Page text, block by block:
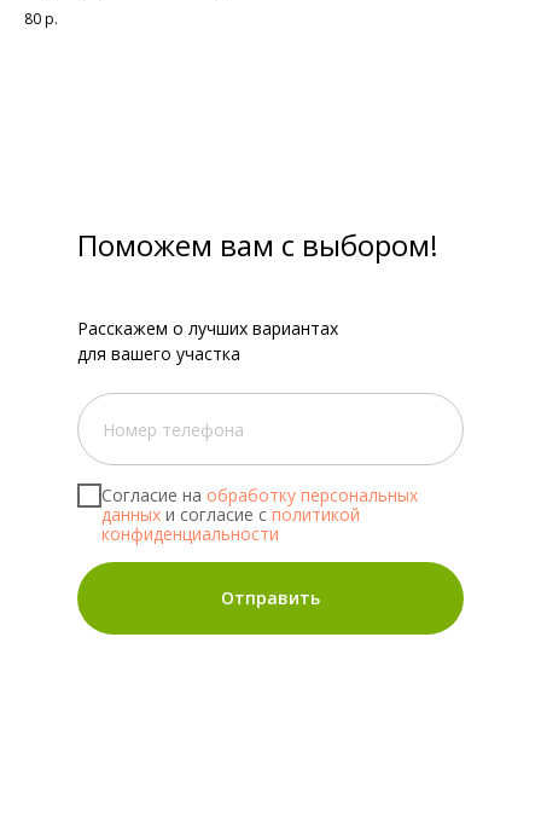
80р.
Согласие на обработку персональных
данных и согласие с политикой
конфиденциальности
Отправить
Поможем вам с выбором!
Расскажем о лучших вариантах
для вашего участка